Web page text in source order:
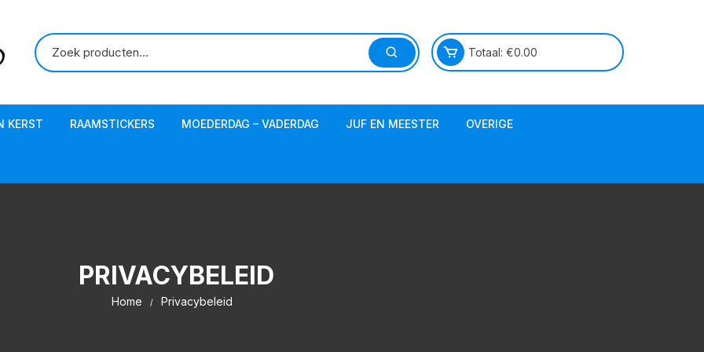
Totaal: €0.00
KERST RAAMSTICKERS MOEDERDAG – VADERDAG JUF EN MEESTER OVERIGE
PRIVACYBELEID
Home Privacybeleid